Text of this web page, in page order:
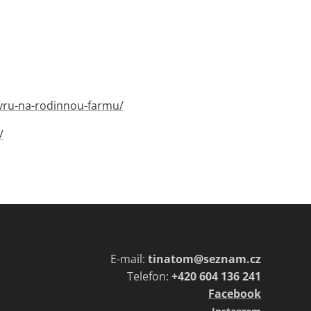
na-rodinnou-farmu/
E-mail: tinatom@seznam.cz
Telefon: +420 604 136 241
Facebook